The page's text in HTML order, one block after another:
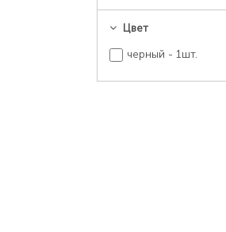
Цвет
черный - 1шт.